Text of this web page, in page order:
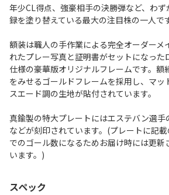
年少CL得点、強豪相手の決勝弾など、わ
録を塗り替えている最大の注目株の一人です
額装は職人の手作業による完全オーダーメ
れたプレー写真と証明書がセットになった
仕様の豪華版オリジナルフレームです。額
をみせるゴールドフレームを採用し、マッ
スエード調の生地が貼付されています。
真鍮製の特大プレートにはエステバン選手
などが刻印されています。(プレートに記
でのゴール数になるためお届け時には更新
います。)
スペック